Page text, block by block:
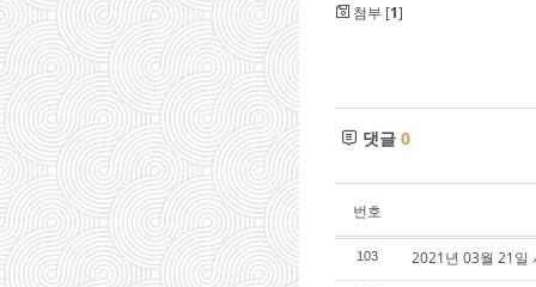
첨부 [1]
댓글 0
번호
103 2021년 03월 21일